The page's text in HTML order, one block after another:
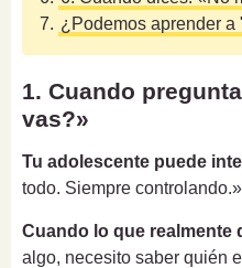
7. ¿Podemos aprender
1. Cuando
vas?»
Tu adolescente puede
todo. Siempre controlando.»
Cuando lo que realmente
algo, necesito saber quién